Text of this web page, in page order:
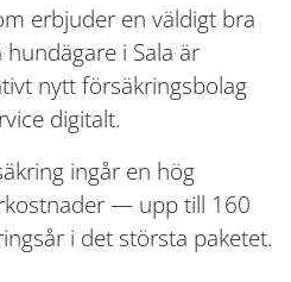
erbjuder en väldigt bra
i Sala är
nytt försäkringsbolag
digitalt.
ingår en hög
— upp till 160
i det största paketet.